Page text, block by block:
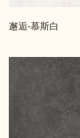
邂逅-慕斯白